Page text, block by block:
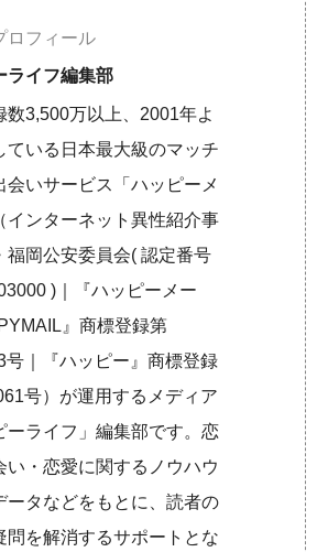
ロフィール
ライフ編集部
数3,500万以上、2001年よ
ている日本最大級のマッチ
会いサービス「ハッピーメ
インターネット異性紹介事
福岡公安委員会( 認定番号
)｜『ハッピーメー
』商標登録第
号｜『ハッピー』商標登録
号）が運用するメディア
ーライフ」編集部です。恋
い・恋愛に関するノウハウ
ータなどをもとに、読者の
問を解消するサポートとな